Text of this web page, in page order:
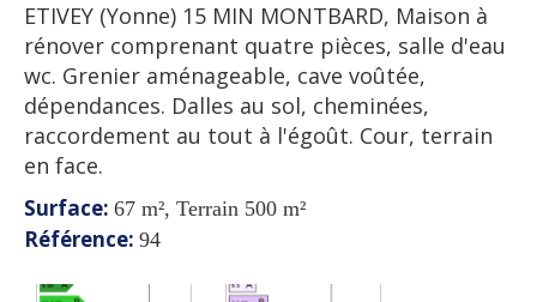
ETIVEY (Yonne) 15 MIN MONTBARD, Maison à
rénover comprenant quatre pièces, salle d'eau
wc. Grenier aménageable, cave voûtée,
dépendances. Dalles au sol, cheminées,
raccordement au tout à l'égoût. Cour, terrain
en face.
Surface: 67 m², Terrain 500 m²
Référence: 94